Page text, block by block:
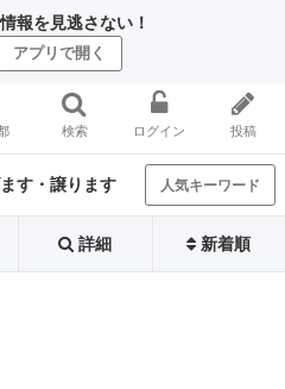
報を見逃さない！
アプリで開く
検索 ログイン 投稿
す・譲ります 人気キーワード
詳細 新着順